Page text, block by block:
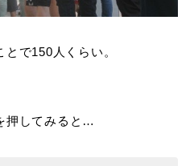
で150人くらい。
押してみると…